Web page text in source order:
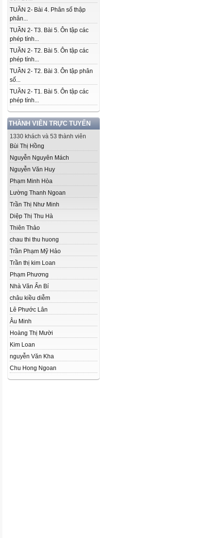
TUẦN 2- Bài 4. Phân số thập
phân...
TUẦN 2- T3. Bài 5. Ôn tập các
phép tính...
TUẦN 2- T2. Bài 5. Ôn tập các
phép tính...
TUẦN 2- T2. Bài 3. Ôn tập phân
số...
TUẦN 2- T1. Bài 5. Ôn tập các
phép tính...
THÀNH VIÊN TRỰC TUYẾN
1330 khách và 53 thành viên
Bùi Thị Hồng
Nguyễn Nguyên Mách
Nguyễn Văn Huy
Phạm Minh Hòa
Lường Thanh Ngoan
Trần Thị Như Minh
Diệp Thị Thu Hà
Thiên Thảo
chau thi thu huong
Trần Phạm Mỹ Hảo
Trần thị kim Loan
Phạm Phương
Nhà Văn Ẩn Bí
châu kiều diễm
Lê Phước Lân
Âu Minh
Hoàng Thị Mười
Kim Loan
nguyễn Văn Kha
Chu Hong Ngoan